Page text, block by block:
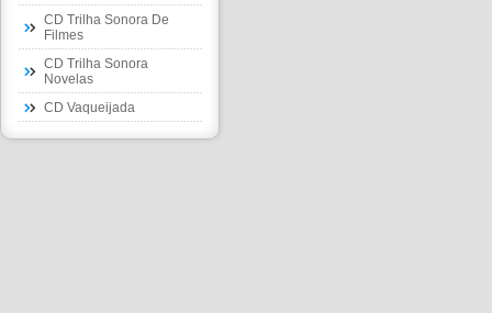
CD Trilha Sonora De
Filmes
CD Trilha Sonora
Novelas
CD Vaqueijada